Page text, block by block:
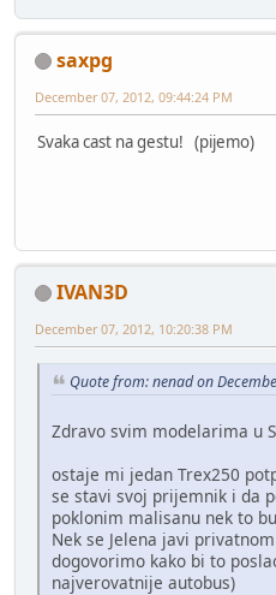
saxpg
December 07, 2012, 09:44:24 PM
Svaka cast na gestu! (pijemo)
IVAN3D
December 07, 2012, 10:20:38 PM
Quote from: nenad on
Zdravo svim modelarima u
ostaje mi jedan Trex250
se stavi svoj prijemnik i da
poklonim malisanu nek to
Nek se Jelena javi
dogovorimo kako bi to
najverovatnije autobus)